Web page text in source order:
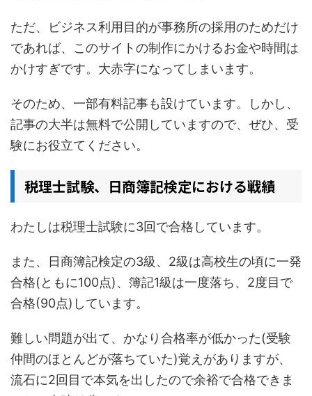
ただ、ビジネス利用目的が事務所の採用のためだけ
であれば、このサイトの制作にかけるお金や時間は
かけすぎです。大赤字になってしまいます。
そのため、一部有料記事も設けています。しかし、
記事の大半は無料で公開していますので、ぜひ、受
験にお役立てください。
税理士試験、日商簿記検定における戦績
わたしは税理士試験に3回で合格しています。
また、日商簿記検定の3級、2級は高校生の頃に一発
合格(ともに100点)、簿記1級は一度落ち、2度目で
合格(90点)しています。
難しい問題が出て、かなり合格率が低かった(受験
仲間のほとんどが落ちていた)覚えがありますが、
流石に2回目で本気を出したので余裕で合格できま